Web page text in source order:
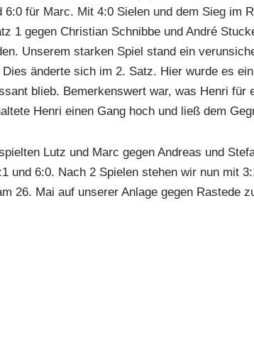
6:0 für Marc. Mit 4:0 Sielen und dem Sieg im
1 gegen Christian Schnibbe und André
Unserem starken Spiel stand ein
Dies änderte sich im 2. Satz. Hier wurde es
blieb. Bemerkenswert war, was Henri
Henri einen Gang hoch und ließ dem
Lutz und Marc gegen Andreas und
und 6:0. Nach 2 Spielen stehen wir nun mit
26. Mai auf unserer Anlage gegen Rastede